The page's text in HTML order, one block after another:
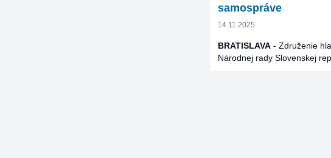
samospráve
14.11.2025
BRATISLAVA - Združenie
Národnej rady Slovenskej